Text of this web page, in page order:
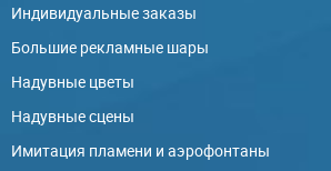
Индивидуальные заказы
Большие рекламные шары
Надувные цветы
Надувные сцены
Имитация пламени и аэрофонтаны